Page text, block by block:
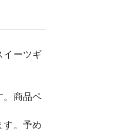
イーツギ
。商品ペ
す。予め